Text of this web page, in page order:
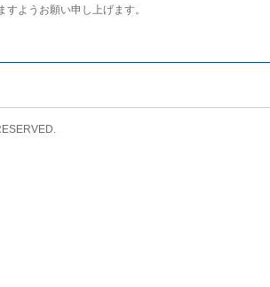
ようお願い申し上げます。